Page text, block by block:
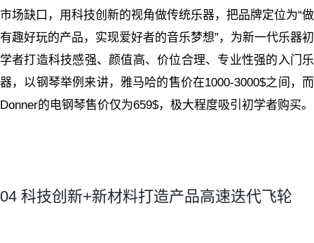
市场缺口，用科技创新的视角做传统乐器，把品牌定位为“做
有趣好玩的产品，实现爱好者的音乐梦想”，为新一代乐器初
学者打造科技感强、颜值高、价位合理、专业性强的入门乐
器，以钢琴举例来讲，雅马哈的售价在1000-3000$之间，而
Donner的电钢琴售价仅为659$，极大程度吸引初学者购买。
04 科技创新+新材料打造产品高速迭代飞轮